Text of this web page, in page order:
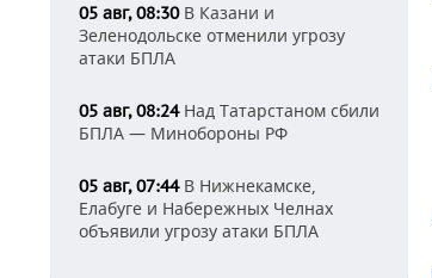
05 авг, 08:30В Казани и
Зеленодольске отменили угрозу
атаки БПЛА
05 авг, 08:24Над Татарстаном сбили
БПЛА — Минобороны РФ
05 авг, 07:44В Нижнекамске,
Елабуге и Набережных Челнах
объявили угрозу атаки БПЛА